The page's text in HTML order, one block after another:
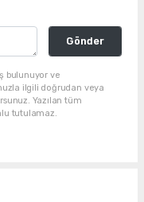
Gönder
bulunuyor ve
ilgili doğrudan veya
Yazılan tüm
tutulamaz.